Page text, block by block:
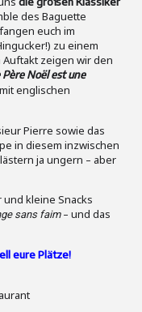
des Baguette
euch im
zu einem
zeigen wir den
Père Noël est une
englischen
Pierre sowie das
in diesem inzwischen
ja ungern – aber
kleine Snacks
sans faim– und das
eure Plätze!